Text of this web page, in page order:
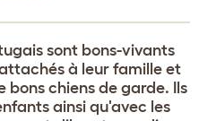
sont bons-vivants
à leur famille et
chiens de garde. Ils
ainsi qu'avec les